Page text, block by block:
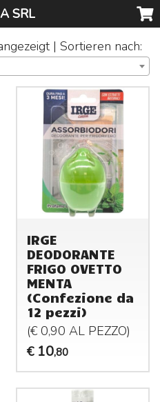
SRL
| Sortieren nach:
IRGE
DEODORANTE
FRIGO OVETTO
MENTA
(Confezione da
12 pezzi)
(€ 0,90 AL PEZZO)
€ 10,80